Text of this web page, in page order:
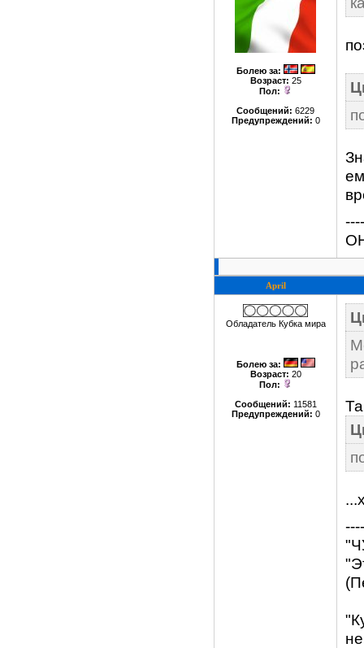
Болею за:
Возраст: 25
Пол:
Сообщений: 6229
Предупреждений: 0
April
Обладатель Кубка мира
Болею за:
Возраст: 20
Пол:
Сообщений: 11581
Предупреждений: 0